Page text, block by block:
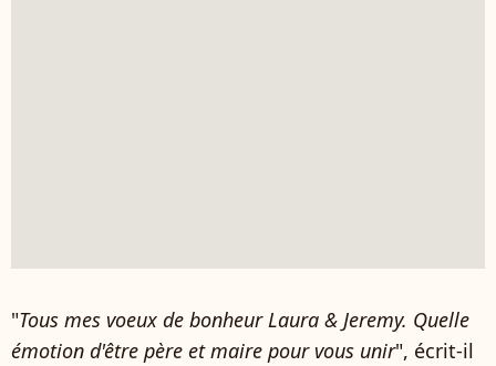
"Tous mes voeux de bonheur Laura & Jeremy. Quelle
émotion d'être père et maire pour vous unir", écrit-il